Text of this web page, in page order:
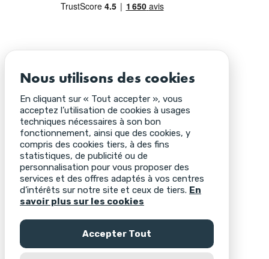
Nous utilisons des cookies
En cliquant sur « Tout accepter », vous
acceptez l’utilisation de cookies à usages
techniques nécessaires à son bon
fonctionnement, ainsi que des cookies, y
compris des cookies tiers, à des fins
statistiques, de publicité ou de
personnalisation pour vous proposer des
services et des offres adaptés à vos centres
d’intérêts sur notre site et ceux de tiers. En
savoir plus sur les cookies
Accepter Tout